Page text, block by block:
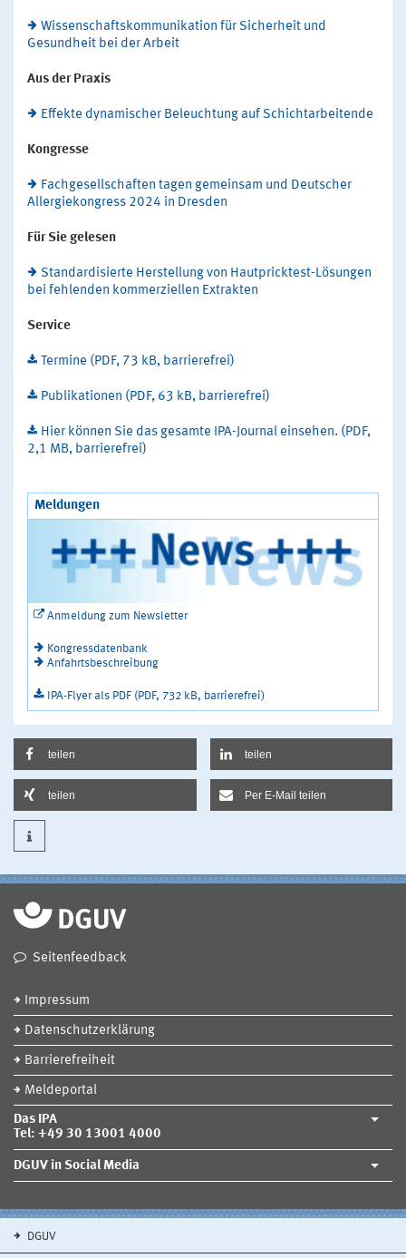
Wissenschaftskommunikation für Sicherheit und
Gesundheit bei der Arbeit
Aus der Praxis
Effekte dynamischer Beleuchtung auf Schichtarbeitende
Kongresse
Fachgesellschaften tagen gemeinsam und Deutscher
Allergiekongress 2024 in Dresden
Für Sie gelesen
Standardisierte Herstellung von Hautpricktest-Lösungen
bei fehlenden kommerziellen Extrakten
Service
Termine (PDF, 73 kB, barrierefrei)
Publikationen (PDF, 63 kB, barrierefrei)
Hier können Sie das gesamte IPA-Journal einsehen. (PDF,
2,1 MB, barrierefrei)
Meldungen
Anmeldung zum Newsletter
Kongressdatenbank
Anfahrtsbeschreibung
IPA-Flyer als PDF (PDF, 732 kB, barrierefrei)
teilen teilen
teilen Per E-Mail teilen
Seitenfeedback
Impressum
Datenschutzerklärung
Barrierefreiheit
Meldeportal
Das IPA
Tel: +49 30 13001 4000
DGUV in Social Media
DGUV